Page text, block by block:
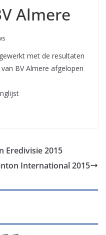
Almere
met de resultaten
BV Almere afgelopen
Eredivisie 2015
International 2015